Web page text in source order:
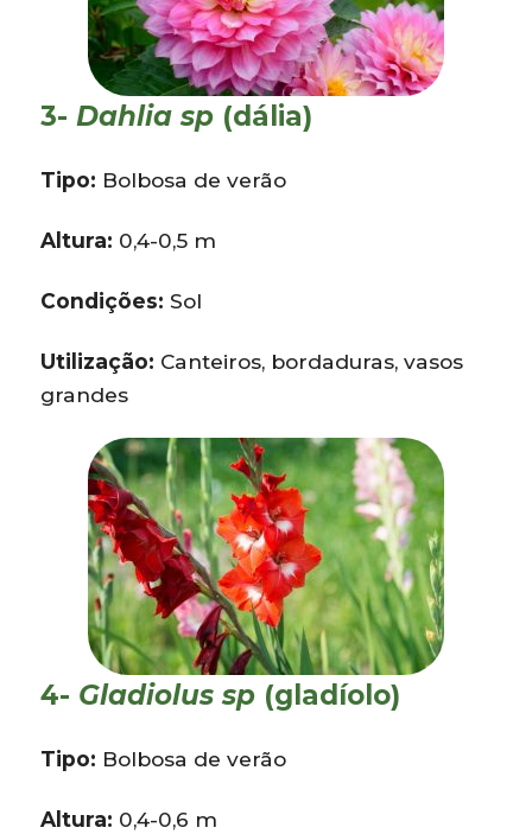
3-Dahlia sp (dália)
Tipo: Bolbosa de verão
Altura: 0,4-0,5 m
Condições: Sol
Utilização: Canteiros, bordaduras, vasos
grandes
4- Gladiolus sp (gladíolo)
Tipo: Bolbosa de verão
Altura: 0,4-0,6 m